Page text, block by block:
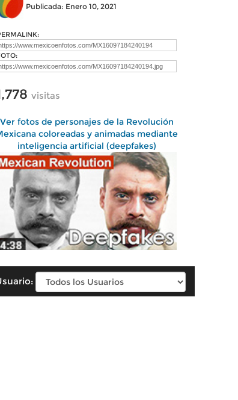
Publicada: Enero 10, 2021
visitas
Ver fotos de personajes de la Revolución
coloreadas y animadas mediante
inteligencia artificial (deepfakes)